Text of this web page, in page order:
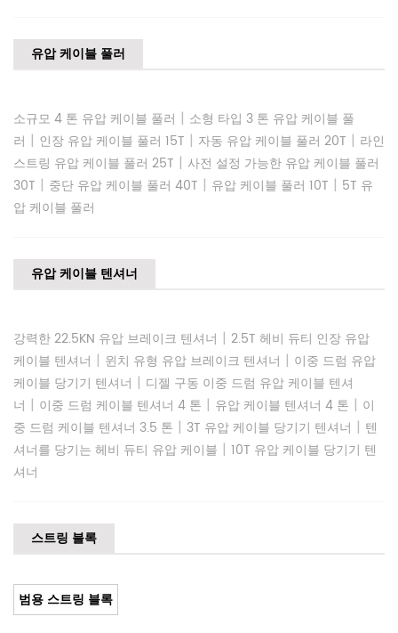
유압 케이블 풀러
소규모 4 톤 유압 케이블 풀러 | 소형 타입 3 톤 유압 케이블 풀
러 | 인장 유압 케이블 풀러 15T | 자동 유압 케이블 풀러 20T | 라인
스트링 유압 케이블 풀러 25T | 사전 설정 가능한 유압 케이블 풀러
30T | 중단 유압 케이블 풀러 40T | 유압 케이블 풀러 10T | 5T 유
압 케이블 풀러
유압 케이블 텐셔너
강력한 22.5KN 유압 브레이크 텐셔너 | 2.5T 헤비 듀티 인장 유압
케이블 텐셔너 | 윈치 유형 유압 브레이크 텐셔너 | 이중 드럼 유압
케이블 당기기 텐셔너 | 디젤 구동 이중 드럼 유압 케이블 텐셔
너 | 이중 드럼 케이블 텐셔너 4 톤 | 유압 케이블 텐셔너 4 톤 | 이
중 드럼 케이블 텐셔너 3.5 톤 | 3T 유압 케이블 당기기 텐셔너 | 텐
셔너를 당기는 헤비 듀티 유압 케이블 | 10T 유압 케이블 당기기 텐
셔너
스트링 블록
범용 스트링 블록